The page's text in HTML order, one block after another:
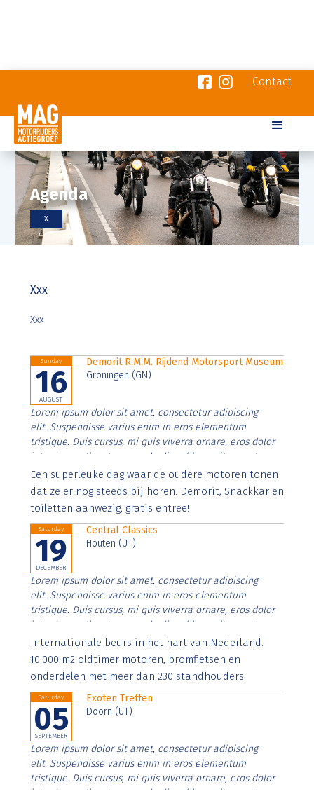
Contact
Agenda
X
Xxx
Xxx
Sunday
16
AUGUST
Demorit R.M.M. Rijdend Motorsport Museum
Groningen (GN)
Lorem ipsum dolor sit amet, consectetur adipiscing
elit. Suspendisse varius enim in eros elementum
tristique. Duis cursus, mi quis viverra ornare, eros dolor
interdum nulla, ut commodo diam libero vitae erat.
Aenean faucibus nibh et justo cursus id rutrum lorem
imperdiet. Nunc ut sem vitae risus tristique posuere.
Een superleuke dag waar de oudere motoren tonen
dat ze er nog steeds bij horen. Demorit, Snackkar en
toiletten aanwezig, gratis entree!
Saturday
19
DECEMBER
Central Classics
Houten (UT)
Lorem ipsum dolor sit amet, consectetur adipiscing
elit. Suspendisse varius enim in eros elementum
tristique. Duis cursus, mi quis viverra ornare, eros dolor
interdum nulla, ut commodo diam libero vitae erat.
Aenean faucibus nibh et justo cursus id rutrum lorem
imperdiet. Nunc ut sem vitae risus tristique posuere.
Internationale beurs in het hart van Nederland.
10.000 m2 oldtimer motoren, bromfietsen en
onderdelen met meer dan 230 standhouders
Saturday
05
SEPTEMBER
Exoten Treffen
Doorn (UT)
Lorem ipsum dolor sit amet, consectetur adipiscing
elit. Suspendisse varius enim in eros elementum
tristique. Duis cursus, mi quis viverra ornare, eros dolor
interdum nulla, ut commodo diam libero vitae erat.